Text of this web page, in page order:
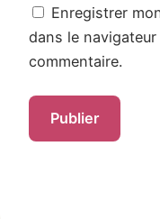
Enregistrer
dans le
commentaire.